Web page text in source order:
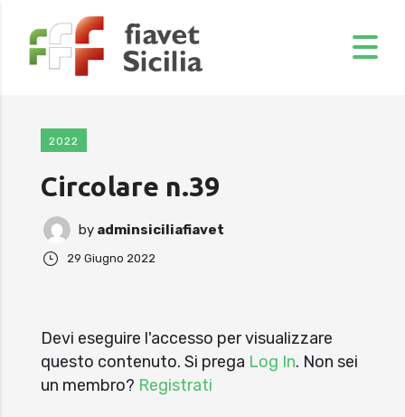
2022
Circolare n.39
by adminsiciliafiavet
29 Giugno 2022
Devi eseguire l'accesso per visualizzare
questo contenuto. Si prega Log In. Non sei
un membro? Registrati